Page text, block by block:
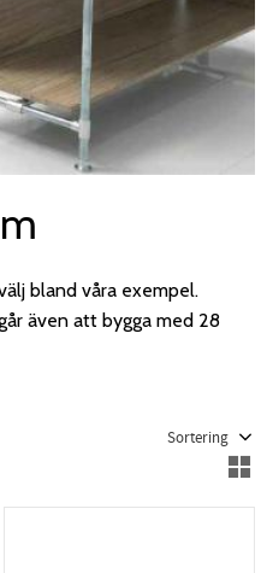
bland våra exempel.
även att bygga med 28